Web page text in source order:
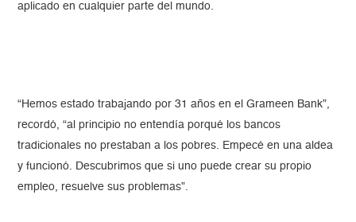
aplicado en cualquier parte del mundo.
“Hemos estado trabajando por 31 años en el Grameen Bank”,
recordó, “al principio no entendía porqué los bancos
tradicionales no prestaban a los pobres. Empecé en una aldea
y funcionó. Descubrimos que si uno puede crear su propio
empleo, resuelve sus problemas”.